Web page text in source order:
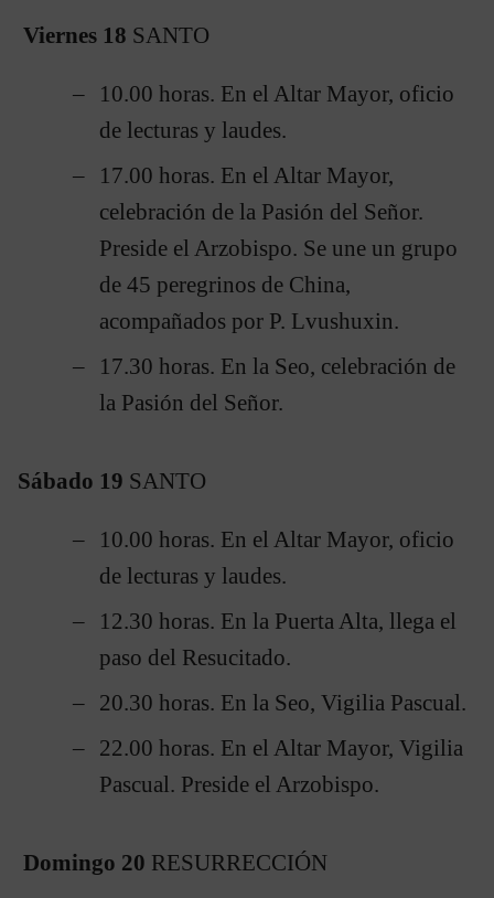
Viernes 18 SANTO
10.00 horas. En el Altar Mayor, oficio
de lecturas y laudes.
17.00 horas. En el Altar Mayor,
celebración de la Pasión del Señor.
Preside el Arzobispo. Se une un grupo
de 45 peregrinos de China,
acompañados por P. Lvushuxin.
17.30 horas. En la Seo, celebración de
la Pasión del Señor.
Sábado 19 SANTO
10.00 horas. En el Altar Mayor, oficio
de lecturas y laudes.
12.30 horas. En la Puerta Alta, llega el
paso del Resucitado.
20.30 horas. En la Seo, Vigilia Pascual.
22.00 horas. En el Altar Mayor, Vigilia
Pascual. Preside el Arzobispo.
Domingo 20 RESURRECCIÓN